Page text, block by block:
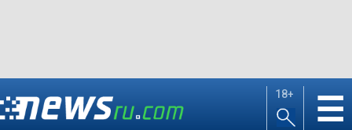
18+ ☰